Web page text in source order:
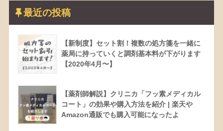
最近の投稿
【新制度】セット割！複数の処方箋を一緒に
薬局に持っていくと調剤基本料が下がります
【2020年4月〜】
【薬剤師解説】クリニカ「フッ素メディカル
コート」の効果や購入方法を紹介 | 楽天や
Amazon通販でも購入可能になったよ